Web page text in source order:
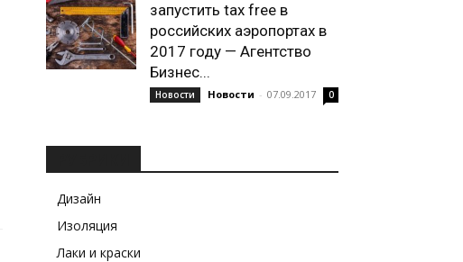
запустить tax free в
российских аэропортах в
2017 году — Агентство
Бизнес...
Новости Новости - 07.09.2017 0
Дизайн
Изоляция
Лаки и краски